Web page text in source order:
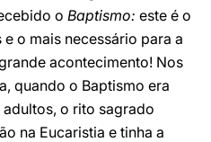
o Baptismo: este é o
o mais necessário para a
acontecimento! Nos
quando o Baptismo era
o rito sagrado
na Eucaristia e tinha a